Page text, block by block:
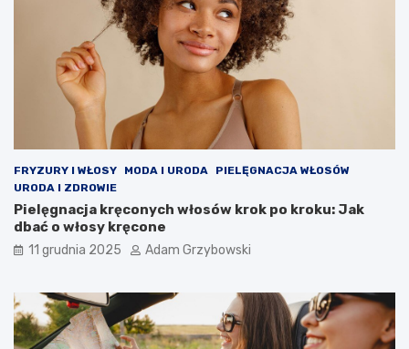
FRYZURY I WŁOSY MODA I URODA
PIELĘGNACJA WŁOSÓW
URODA I ZDROWIE
Pielęgnacja kręconych włosów krok po kroku: Jak
dbać o włosy kręcone
11 grudnia 2025 Adam Grzybowski